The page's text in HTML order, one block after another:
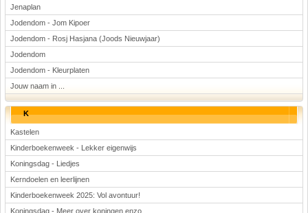
Jenaplan
Jodendom - Jom Kipoer
Jodendom - Rosj Hasjana (Joods Nieuwjaar)
Jodendom
Jodendom - Kleurplaten
Jouw naam in ...
K
Kastelen
Kinderboekenweek - Lekker eigenwijs
Koningsdag - Liedjes
Kerndoelen en leerlijnen
Kinderboekenweek 2025: Vol avontuur!
Koningsdag - Meer over koningen enzo